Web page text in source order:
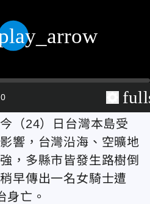
（24）日台灣本島受
響，台灣沿海、空曠地
，多縣市皆發生路樹倒
早傳出一名女騎士遭
身亡。